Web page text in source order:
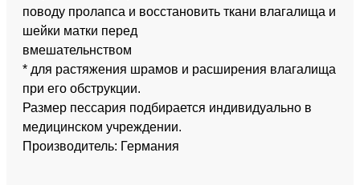
поводу пролапса и восстановить ткани влагалища и
шейки матки перед
вмешательнством
* для растяжения шрамов и расширения влагалища
при его обструкции.
Размер пессария подбирается индивидуально в
медицинском учреждении.
Производитель: Германия